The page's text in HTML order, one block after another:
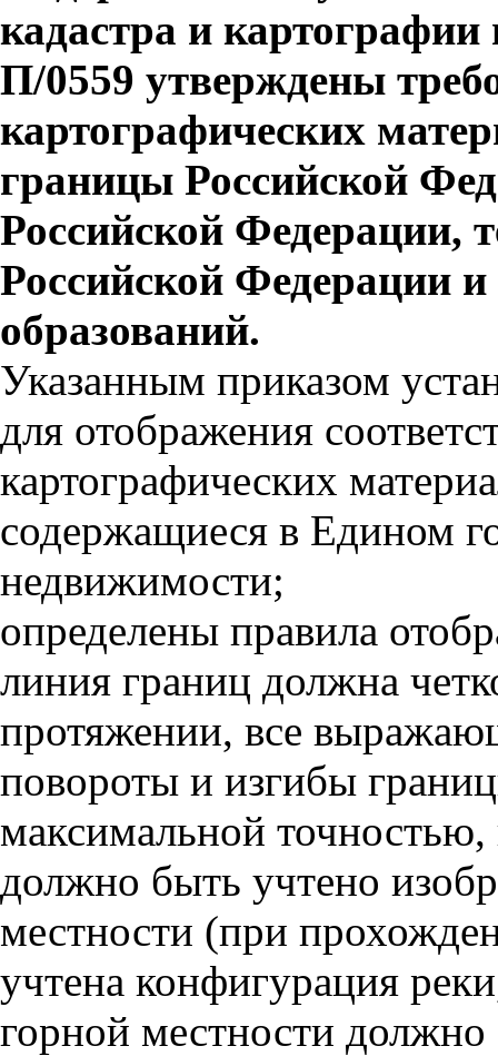
кадастра и
П/0559 утверждены
картографических
границы Российской
Российской Федерации,
Российской Федерации
образований.
Указанным приказом
для отображения
картографических
содержащиеся в Едином
недвижимости;
определены правила
линия границ должна
протяжении, все
повороты и изгибы
максимальной
должно быть учтено
местности (при
учтена конфигурация
горной местности